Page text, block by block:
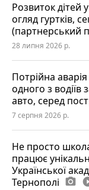
Розвиток дітей
огляд гуртків,
(партнерський
28 липня 2026 р.
Потрійна
одного з водіїв
авто, серед
7 серпня 2026 р.
Не просто
працює
Української
Тернополі photo_camera